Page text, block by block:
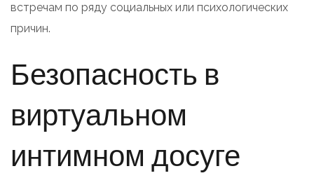
встречам по ряду социальных или психологических
причин.
Безопасность в
виртуальном
интимном досуге